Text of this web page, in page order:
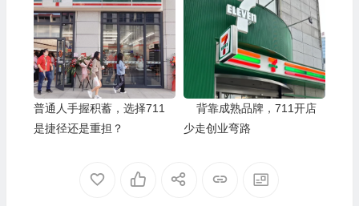
普通人手握积蓄，选择711
是捷径还是重担？
背靠成熟品牌，711开店
少走创业弯路